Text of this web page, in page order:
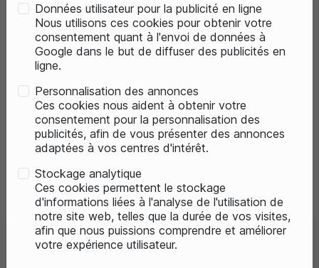
Données utilisateur pour la publicité en ligne
Nous utilisons ces cookies pour obtenir votre
consentement quant à l'envoi de données à
Google dans le but de diffuser des publicités en
ligne.
Personnalisation des annonces
Ces cookies nous aident à obtenir votre
consentement pour la personnalisation des
publicités, afin de vous présenter des annonces
adaptées à vos centres d'intérêt.
Stockage analytique
Ces cookies permettent le stockage
d'informations liées à l'analyse de l'utilisation de
notre site web, telles que la durée de vos visites,
afin que nous puissions comprendre et améliorer
votre expérience utilisateur.
Previous
ABUS ANTIVOL CHAINE CITY